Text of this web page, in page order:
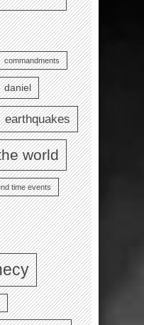
commandments
daniel
earthquakes
world
time events